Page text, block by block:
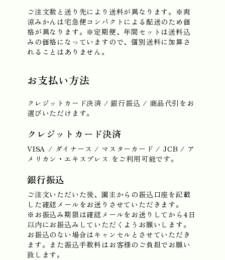
ご注文数と送り先により送料が異なります。※爽
涼みかんは宅急便コンパクトによる配送のため価
格が異なります。※定期便、年間セットは送料込
みの価格になっていますので、個別送料に加算さ
れることはありません。
お支払い方法
クレジットカード決済 / 銀行振込 / 商品代引をお
選びいただけます。
クレジットカード決済
VISA / ダイナース / マスターカード / JCB / ア
メリカン・エキスプレス をご利用可能です。
銀行振込
ご注文いただいた後、園主からの振込口座を記載
した確認メールをお送りさせていただきます。
※お振込み期限は確認メールをお送りしてから4日
以内にお振込みしていただくようお願いします。
お振込のない場合はキャンセルとさせていただき
ます。また振込手数料はお客様のご負担でお願い
致します。